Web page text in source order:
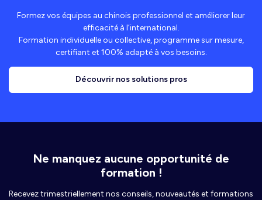
Formez vos équipes au chinois professionnel et améliorer leur
efficacité à l’international.
Formation individuelle ou collective, programme sur mesure,
certifiant et 100% adapté à vos besoins.
Découvrir nos solutions pros
Ne manquez aucune opportunité de
formation !
Recevez trimestriellement nos conseils, nouveautés et formations